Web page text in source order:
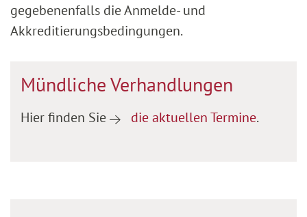
gegebenenfalls die Anmelde- und
Akkreditierungsbedingungen.
Mündliche Verhandlungen
Hier finden Sie die aktuellen Termine.